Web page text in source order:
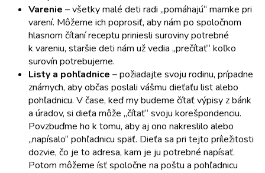
Varenie – všetky malé deti radi „pomáhajú“ mamke pri
varení. Môžeme ich poprosiť, aby nám po spoločnom
hlasnom čítaní receptu priniesli suroviny potrebné
k vareniu, staršie deti nám už vedia „prečítať“ koľko
surovín potrebujeme.
Listy a pohľadnice – požiadajte svoju rodinu, prípadne
známych, aby občas poslali vášmu dieťaťu list alebo
pohľadnicu. V čase, keď my budeme čítať výpisy z bánk
a úradov, si dieťa môže „čítať“ svoju korešpondenciu.
Povzbuďme ho k tomu, aby aj ono nakreslilo alebo
„napísalo“ pohľadnicu späť. Dieťa sa pri tejto príležitosti
dozvie, čo je to adresa, kam je ju potrebné napísať.
Potom môžeme ísť spoločne na poštu a pohľadnicu